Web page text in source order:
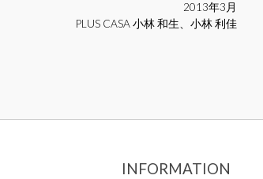
2013年3月
PLUS CASA 小林 和生、小林 利佳
INFORMATION